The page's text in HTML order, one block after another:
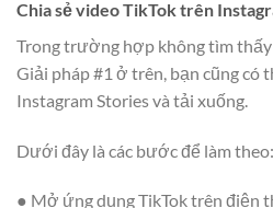
Chia sẻ video TikTok trên
Trong trường hợp không tìm
Giải pháp #1 ở trên, bạn cũng có
Instagram Stories và tải xuống.
Dưới đây là các bước để làm theo:
● Mở ứng dụng TikTok trên điện